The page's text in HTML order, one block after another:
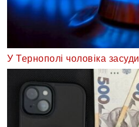
У Тернополі чоловіка